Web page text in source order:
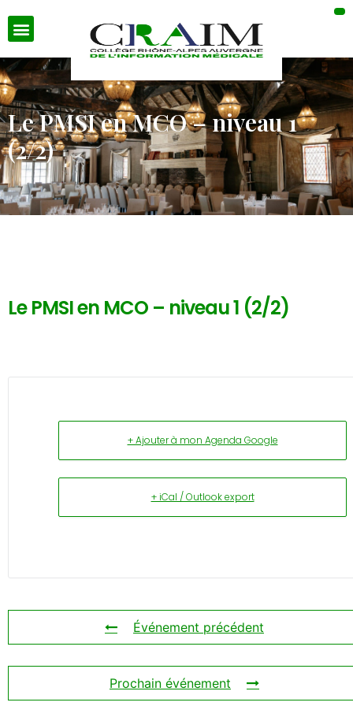
Le PMSI en MCO – niveau 1
(2/2)
Le PMSI en MCO – niveau 1 (2/2)
+ Ajouter à mon Agenda Google
+ iCal / Outlook export
Événement précédent
Prochain événement